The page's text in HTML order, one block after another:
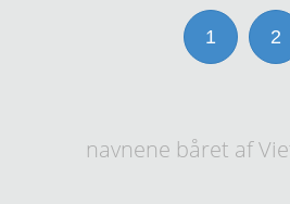
1 2
navnene båret af